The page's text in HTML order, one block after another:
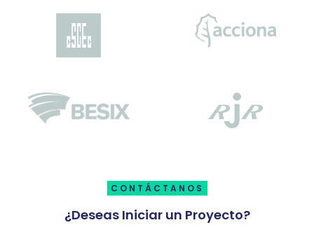
CONTÁCTANOS
¿Deseas Iniciar un Proyecto?